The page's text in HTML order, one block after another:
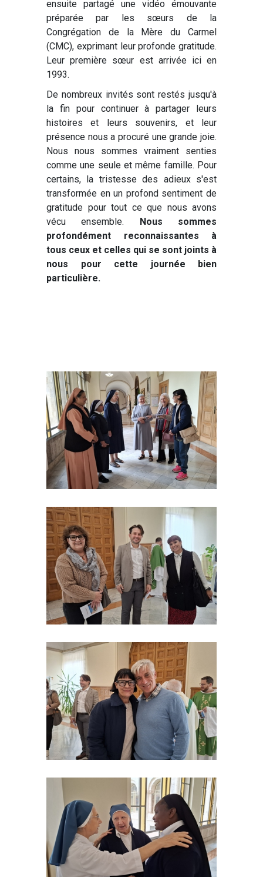
ensuite partagé une vidéo émouvante
préparée par les sœurs de la
Congrégation de la Mère du Carmel
(CMC), exprimant leur profonde gratitude.
Leur première sœur est arrivée ici en
1993.
De nombreux invités sont restés jusqu'à
la fin pour continuer à partager leurs
histoires et leurs souvenirs, et leur
présence nous a procuré une grande joie.
Nous nous sommes vraiment senties
comme une seule et même famille. Pour
certains, la tristesse des adieux s'est
transformée en un profond sentiment de
gratitude pour tout ce que nous avons
vécu ensemble. Nous sommes
profondément reconnaissantes à
tous ceux et celles qui se sont joints à
nous pour cette journée bien
particulière.